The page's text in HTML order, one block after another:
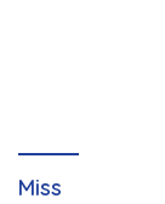
Miss